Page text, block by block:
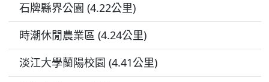
石牌縣界公園 (4.22公里)
時潮休閒農業區 (4.24公里)
淡江大學蘭陽校園 (4.41公里)